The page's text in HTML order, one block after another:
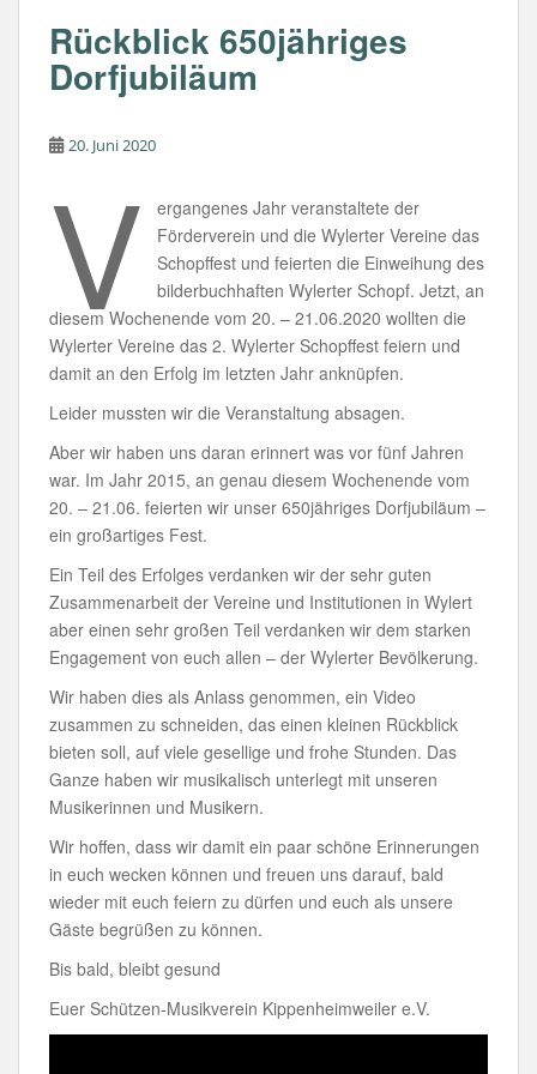
b
o
o
k
A
p
p
Rückblick 650jähriges
Dorfjubiläum
20. Juni 2020
V
ergangenes Jahr veranstaltete der
Förderverein und die Wylerter Vereine das
Schopffest und feierten die Einweihung des
bilderbuchhaften Wylerter Schopf. Jetzt, an
diesem Wochenende vom 20. – 21.06.2020 wollten die
Wylerter Vereine das 2. Wylerter Schopffest feiern und
damit an den Erfolg im letzten Jahr anknüpfen.
Leider mussten wir die Veranstaltung absagen.
Aber wir haben uns daran erinnert was vor fünf Jahren
war. Im Jahr 2015, an genau diesem Wochenende vom
20. – 21.06. feierten wir unser 650jähriges Dorfjubiläum –
ein großartiges Fest.
Ein Teil des Erfolges verdanken wir der sehr guten
Zusammenarbeit der Vereine und Institutionen in Wylert
aber einen sehr großen Teil verdanken wir dem starken
Engagement von euch allen – der Wylerter Bevölkerung.
Wir haben dies als Anlass genommen, ein Video
zusammen zu schneiden, das einen kleinen Rückblick
bieten soll, auf viele gesellige und frohe Stunden. Das
Ganze haben wir musikalisch unterlegt mit unseren
Musikerinnen und Musikern.
Wir hoffen, dass wir damit ein paar schöne Erinnerungen
in euch wecken können und freuen uns darauf, bald
wieder mit euch feiern zu dürfen und euch als unsere
Gäste begrüßen zu können.
Bis bald, bleibt gesund
Euer Schützen-Musikverein Kippenheimweiler e.V.